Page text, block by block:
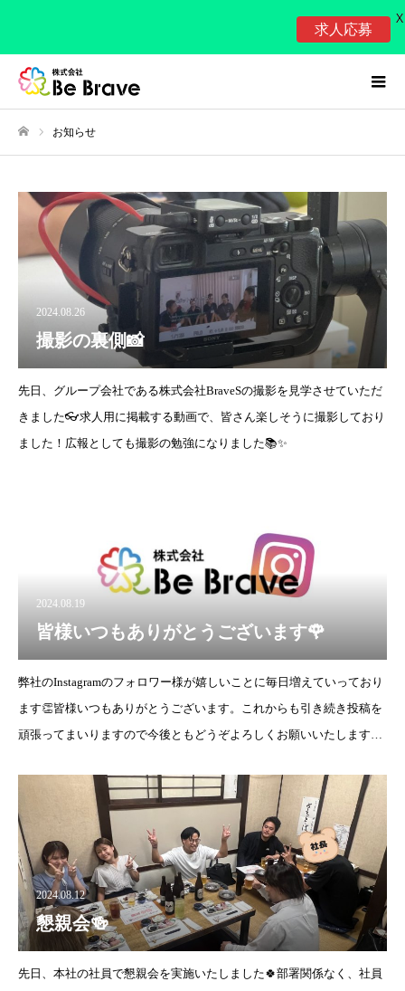
お知らせ
2024.08.26
撮影の裏側📸
先日、グループ会社である株式会社BraveSの撮影を見学させていただ
きました👓求人用に掲載する動画で、皆さん楽しそうに撮影しており
ました！広報としても撮影の勉強になりました📚✨
2024.08.19
皆様いつもありがとうございます🌹
弊社のInstagramのフォロワー様が嬉しいことに毎日増えていっており
ます👏皆様いつもありがとうございます。これからも引き続き投稿を
頑張ってまいりますので今後ともどうぞよろしくお願いいたします👊
2024.08.12
懇親会🍻
先日、本社の社員で懇親会を実施いたしました🍀部署関係なく、社員
求人応募
X